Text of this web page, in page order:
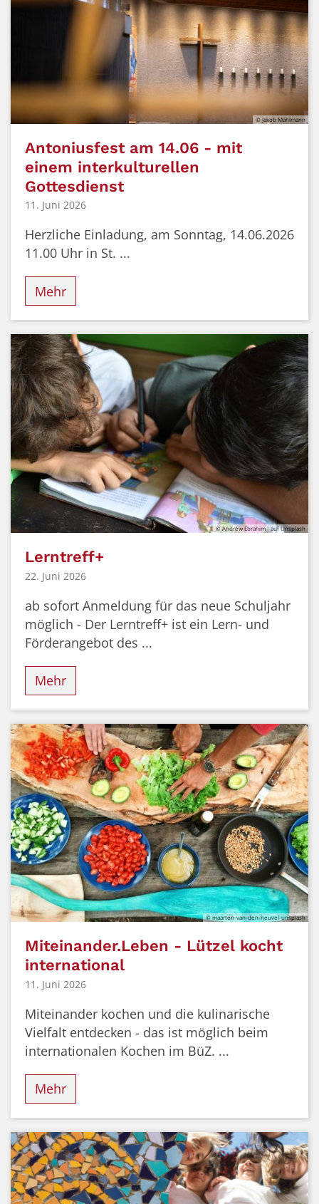
© Jakob Mählmann
Antoniusfest am 14.06 - mit
einem interkulturellen
Gottesdienst
11. Juni 2026
Herzliche Einladung, am Sonntag, 14.06.2026
11.00 Uhr in St. ...
Mehr
© Andrew Ebrahim - auf Unsplash
Lerntreff+
22. Juni 2026
ab sofort Anmeldung für das neue Schuljahr
möglich - Der Lerntreff+ ist ein Lern- und
Förderangebot des ...
Mehr
© maarten-van-den-heuvel-unsplash
Miteinander.Leben - Lützel kocht
international
11. Juni 2026
Miteinander kochen und die kulinarische
Vielfalt entdecken - das ist möglich beim
internationalen Kochen im BüZ. ...
Mehr